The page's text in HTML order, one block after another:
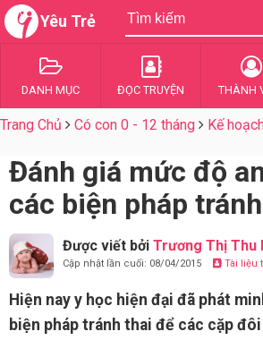
Yêu Trẻ
DANH MỤC ĐỌC TRUYỆN THÀNH
Trang Chủ Có con 0 - 12 tháng Kế
Đánh giá mức độ
các biện pháp
Được viết bởi Trương Thị Thu
Cập nhật lần cuối: 08/04/2015 Tài liệu
Hiện nay y học hiện đại đã phát
biện pháp tránh thai để các cặp